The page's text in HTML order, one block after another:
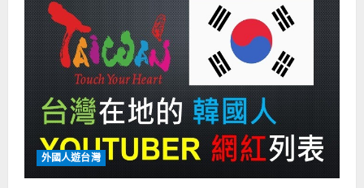
妹
會，
丹
麥
籍
名
人
IG
臉
書
FB(完
整
名
單
持
續
人
網
紅
YOUTUBER
在
台
灣：
夏
天,
開
朗
正
訓
&
智
外國人遊台灣